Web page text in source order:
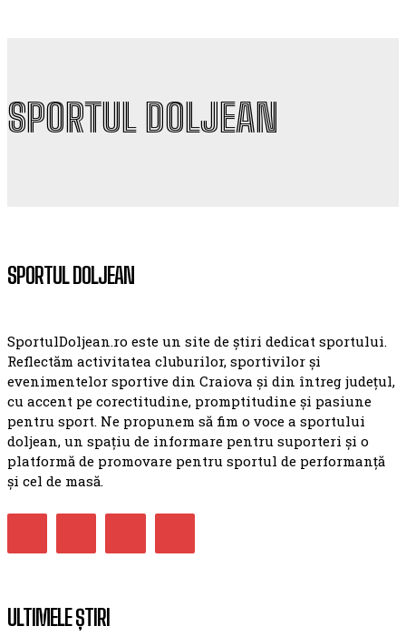
SPORTUL DOLJEAN
SPORTUL DOLJEAN
SportulDoljean.ro este un site de știri dedicat sportului.
Reflectăm activitatea cluburilor, sportivilor și
evenimentelor sportive din Craiova și din întreg județul,
cu accent pe corectitudine, promptitudine și pasiune
pentru sport. Ne propunem să fim o voce a sportului
doljean, un spațiu de informare pentru suporteri și o
platformă de promovare pentru sportul de performanță
și cel de masă.
ULTIMELE ȘTIRI